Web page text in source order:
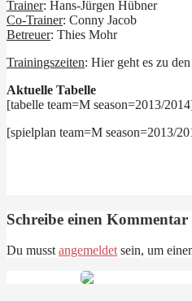
Trainer: Hans-Jürgen Hübner
Co-Trainer: Conny Jacob
Betreuer: Thies Mohr
Trainingszeiten: Hier geht es zu
Aktuelle Tabelle
[tabelle team=M season=2013/
[spielplan team=M season=2013/
Schreibe einen Kommentar
Du musst angemeldet sein, um